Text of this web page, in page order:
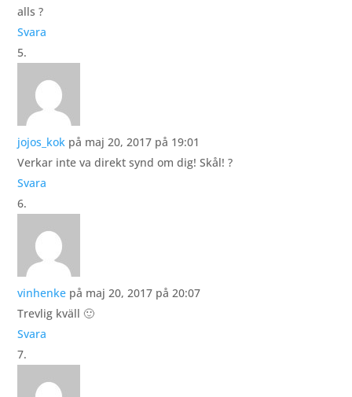
alls ?
Svara
jojos_kok på maj 20, 2017 på 19:01
Verkar inte va direkt synd om dig! Skål! ?
Svara
vinhenke på maj 20, 2017 på 20:07
Trevlig kväll 🙂
Svara